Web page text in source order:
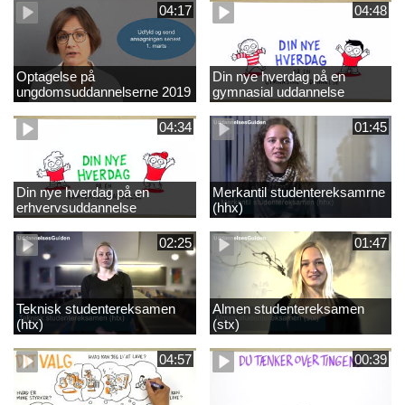
04:17
Optagelse på
ungdomsuddannelserne 2019
04:48
Din nye hverdag på en
gymnasial uddannelse
04:34
Din nye hverdag på en
erhvervsuddannelse
01:45
Merkantil studentereksamrne
(hhx)
02:25
Teknisk studentereksamen
(htx)
01:47
Almen studentereksamen
(stx)
04:57 00:39